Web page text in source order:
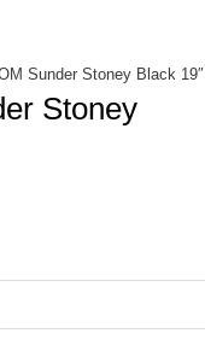
Sunder Stoney Black 19″
Stoney